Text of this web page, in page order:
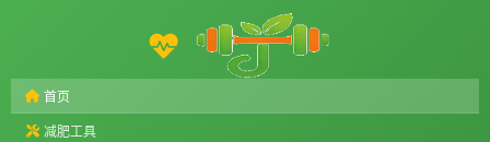
首页
减肥工具